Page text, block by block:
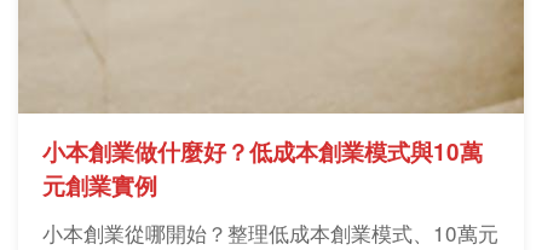
小本創業做什麼好？低成本創業模式與10萬
元創業實例
小本創業從哪開始？整理低成本創業模式、10萬元